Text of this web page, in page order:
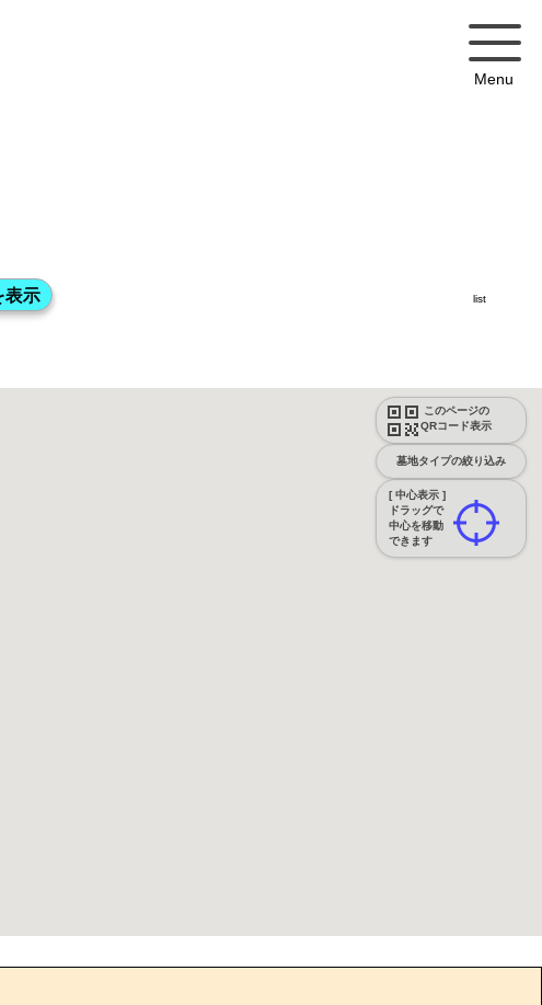
Menu
このページの
QRコード表示
墓地タイプの絞り込み
[ 中心表示 ]
ドラッグで
中心を移動
できます
list